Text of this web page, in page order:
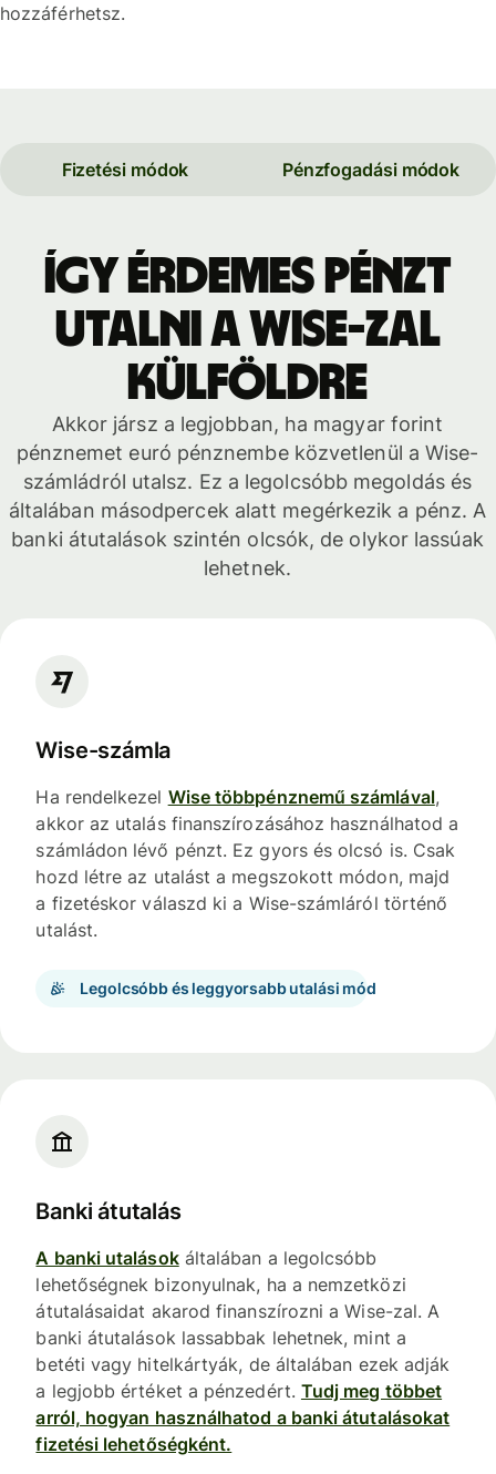
hozzáférhetsz.
Fizetési módok Pénzfogadási módok
Így érdemes pénzt
utalni a Wise-zal
külföldre
Akkor jársz a legjobban, ha magyar forint
pénznemet euró pénznembe közvetlenül a Wise-
számládról utalsz. Ez a legolcsóbb megoldás és
általában másodpercek alatt megérkezik a pénz. A
banki átutalások szintén olcsók, de olykor lassúak
lehetnek.
Wise-számla
Ha rendelkezel Wise többpénznemű számlával,
akkor az utalás finanszírozásához használhatod a
számládon lévő pénzt. Ez gyors és olcsó is. Csak
hozd létre az utalást a megszokott módon, majd
a fizetéskor válaszd ki a Wise-számláról történő
utalást.
Legolcsóbb és leggyorsabb utalási mód
Banki átutalás
A banki utalásokáltalában a legolcsóbb
lehetőségnek bizonyulnak, ha a nemzetközi
átutalásaidat akarod finanszírozni a Wise-zal. A
banki átutalások lassabbak lehetnek, mint a
betéti vagy hitelkártyák, de általában ezek adják
a legjobb értéket a pénzedért. Tudj meg többet
arról, hogyan használhatod a banki átutalásokat
fizetési lehetőségként.